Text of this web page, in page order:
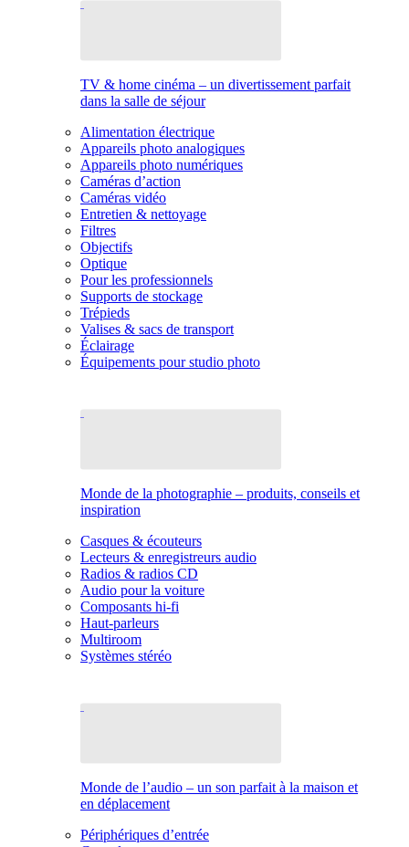
TV & home cinéma – un divertissement parfait
dans la salle de séjour
Alimentation électrique
Appareils photo analogiques
Appareils photo numériques
Caméras d’action
Caméras vidéo
Entretien & nettoyage
Filtres
Objectifs
Optique
Pour les professionnels
Supports de stockage
Trépieds
Valises & sacs de transport
Éclairage
Équipements pour studio photo
Monde de la photographie – produits, conseils et
inspiration
Casques & écouteurs
Lecteurs & enregistreurs audio
Radios & radios CD
Audio pour la voiture
Composants hi-fi
Haut-parleurs
Multiroom
Systèmes stéréo
Monde de l’audio – un son parfait à la maison et
en déplacement
Périphériques d’entrée